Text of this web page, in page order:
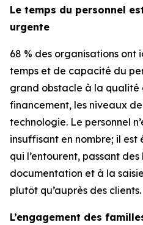
Le temps du personnel
urgente
68 % des organisations ont
temps et de capacité du
grand obstacle à la qualité
financement, les niveaux
technologie. Le personnel
insuffisant en nombre; il est
qui l’entourent, passant
documentation et à la
plutôt qu’auprès des clients.
L’engagement des